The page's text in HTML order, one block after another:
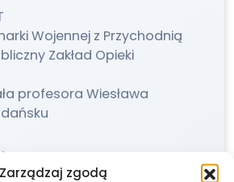
Zarządzaj zgodą
Wojennej z Przychodnią
Zakład Opieki
profesora Wiesława
ten post